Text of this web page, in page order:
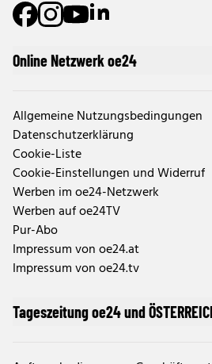
Online Netzwerk oe24
Allgemeine Nutzungsbedingungen
Datenschutzerklärung
Cookie-Liste
Cookie-Einstellungen und Widerruf
Werben im oe24-Netzwerk
Werben auf oe24TV
Pur-Abo
Impressum von oe24.at
Impressum von oe24.tv
Tageszeitung oe24 und